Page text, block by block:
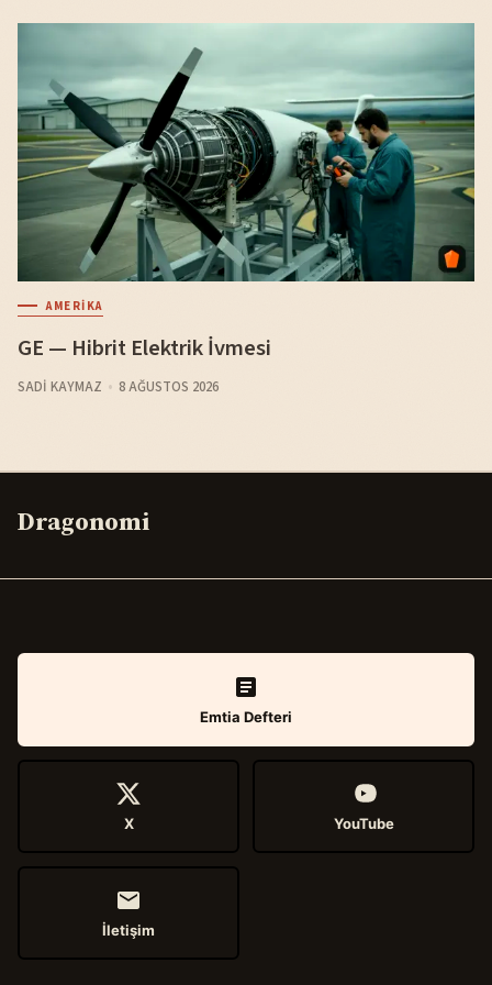
AMERIKA
GE — Hibrit Elektrik İvmesi
SADI KAYMAZ 8 AĞUSTOS 2026
Dragonomi
Emtia Defteri
X YouTube
İletişim